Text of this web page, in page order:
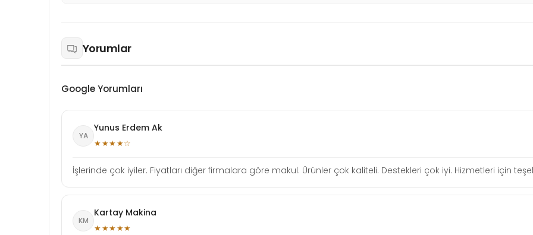
Yorumlar
Google Yorumları
YA
Yunus Erdem Ak
★★★★☆
İşlerinde çok iyiler. Fiyatları diğer firmalara göre makul. Ürünler çok kaliteli. Destekleri çok iyi. Hizmetleri için
KM
Kartay Makina
★★★★★